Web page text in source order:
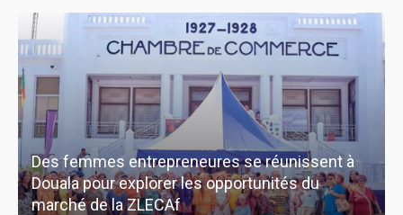
Des femmes entrepreneures se réunissent à
Douala pour explorer les opportunités du
marché de la ZLECAf